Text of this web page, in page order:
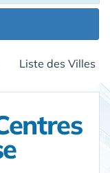
Liste des Villes